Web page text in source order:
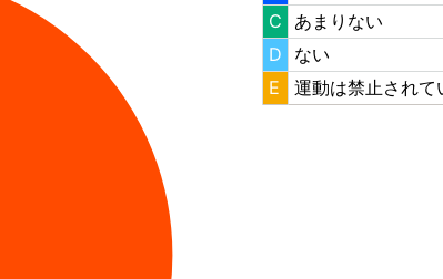
C
あまりない
D
ない
E
運動は禁止されて